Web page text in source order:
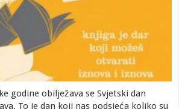
godine obilježava se Svjetski dan
To je dan koji nas podsjeća koliko su